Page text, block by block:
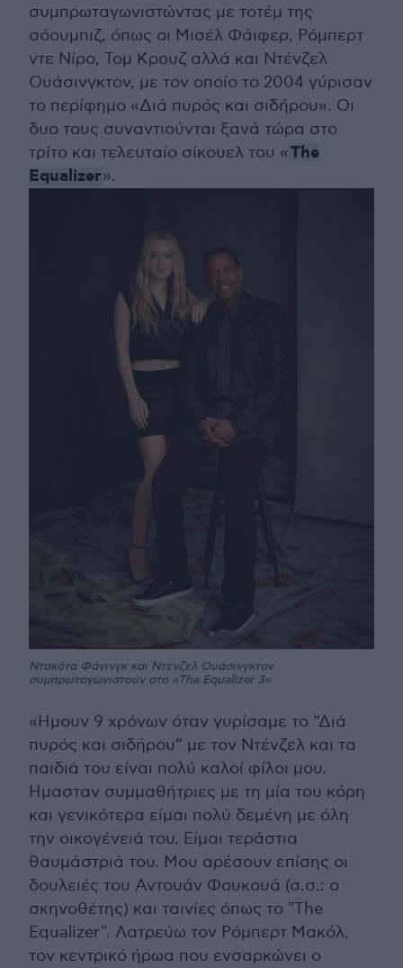
συμπρωταγωνιστώντας με τοτέμ της
σόουμπιζ, όπως οι Μισέλ Φάιφερ, Ρόμπερτ
ντε Νίρο, Τομ Κρουζ αλλά και Ντένζελ
Ουάσινγκτον, με τον οποίο το 2004 γύρισαν
το περίφημο «Διά πυρός και σιδήρου». Οι
δυο τους συναντιούνται ξανά τώρα στο
τρίτο και τελευταίο σίκουελ του «The
Equalizer».
Ντακότα Φάνινγκ και Ντένζελ Ουάσινγκτον
συμπρωταγωνιστούν στο «The Equalizer 3»
«Ημουν 9 χρόνων όταν γυρίσαμε το “Διά
πυρός και σιδήρου” με τον Ντένζελ και τα
παιδιά του είναι πολύ καλοί φίλοι μου.
Ημασταν συμμαθήτριες με τη μία του κόρη
και γενικότερα είμαι πολύ δεμένη με όλη
την οικογένειά του. Είμαι τεράστια
θαυμάστριά του. Μου αρέσουν επίσης οι
δουλειές του Αντουάν Φουκουά (σ.σ.: ο
σκηνοθέτης) και ταινίες όπως το "The
Equalizer". Λατρεύω τον Ρόμπερτ Μακόλ,
τον κεντρικό ήρωα που ενσαρκώνει ο